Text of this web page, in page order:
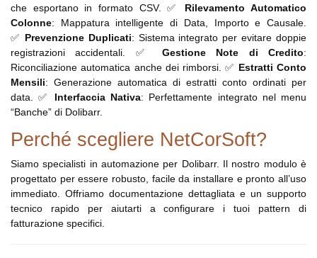
che esportano in formato CSV. ✅ Rilevamento Automatico
Colonne: Mappatura intelligente di Data, Importo e Causale.
✅ Prevenzione Duplicati: Sistema integrato per evitare doppie
registrazioni accidentali. ✅ Gestione Note di Credito:
Riconciliazione automatica anche dei rimborsi. ✅ Estratti Conto
Mensili: Generazione automatica di estratti conto ordinati per
data. ✅ Interfaccia Nativa: Perfettamente integrato nel menu
“Banche” di Dolibarr.
Perché scegliere NetCorSoft?
Siamo specialisti in automazione per Dolibarr. Il nostro modulo è
progettato per essere robusto, facile da installare e pronto all’uso
immediato. Offriamo documentazione dettagliata e un supporto
tecnico rapido per aiutarti a configurare i tuoi pattern di
fatturazione specifici.